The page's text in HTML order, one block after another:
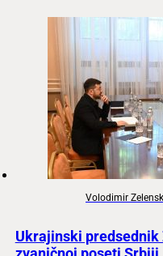
Volodimir
Ukrajinski predsednik